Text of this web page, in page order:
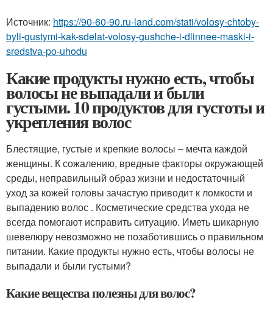
Источник: https://90-60-90.ru-land.com/stati/volosy-chtoby-
byli-gustymi-kak-sdelat-volosy-gushche-i-dlinnee-maski-i-
sredstva-po-uhodu
Какие продукты нужно есть, чтобы
волосы не выпадали и были
густыми. 10 продуктов для густоты и
укрепления волос
Блестящие, густые и крепкие волосы – мечта каждой
женщины. К сожалению, вредные факторы окружающей
среды, неправильный образ жизни и недостаточный
уход за кожей головы зачастую приводит к ломкости и
выпадению волос . Косметические средства ухода не
всегда помогают исправить ситуацию. Иметь шикарную
шевелюру невозможно не позаботившись о правильном
питании. Какие продукты нужно есть, чтобы волосы не
выпадали и были густыми?
Какие вещества полезны для волос?